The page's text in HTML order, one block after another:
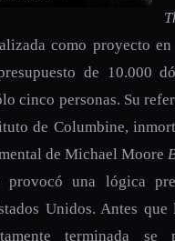
como proyecto en
de 10.000
cinco personas. Su
de Columbine,
de Michael Moore
una lógica
Unidos. Antes
terminada se